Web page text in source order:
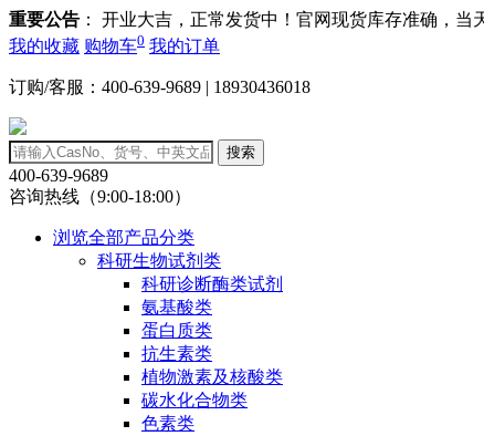
重要公告 ： 开业大吉，正常发货中！官网现货库存准确，当
我的收藏 购物车0 我的订单
订购/客服：400-639-9689 | 18930436018
搜索
400-639-9689
咨询热线（9:00-18:00）
浏览全部产品分类
科研生物试剂类
科研诊断酶类试剂
氨基酸类
蛋白质类
抗生素类
植物激素及核酸类
碳水化合物类
色素类